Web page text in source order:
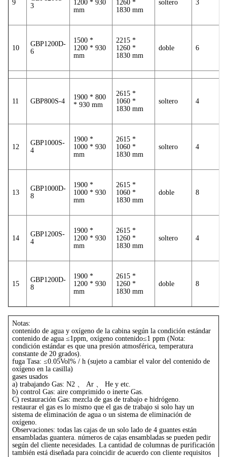
9
3
1200 * 930
mm
1260 *
1830 mm
soltero 3
10
GBP1200D-
6
1500 *
1200 * 930
mm
2215 *
1260 *
1830 mm
doble 6
11 GBP800S-4
1900 * 800
* 930 mm
2615 *
1060 *
1830 mm
soltero 4
12
GBP1000S-
4
1900 *
1000 * 930
mm
2615 *
1060 *
1830 mm
soltero 4
13
GBP1000D-
8
1900 *
1000 * 930
mm
2615 *
1060 *
1830 mm
doble 8
14
GBP1200S-
4
1900 *
1200 * 930
mm
2615 *
1260 *
1830 mm
soltero 4
15
GBP1200D-
8
1900 *
1200 * 930
mm
2615 *
1260 *
1830 mm
doble 8
Notas:
contenido de agua y oxígeno de la cabina según la condición estándar
contenido de agua ≤1ppm, oxígeno contenido≤1 ppm (Nota:
condición estándar es que una presión atmosférica, temperatura
constante de 20 grados).
fuga Tasa: ≤0.05Vol% / h (sujeto a cambiar el valor del contenido de
oxígeno en la casilla)
gases usados
a) trabajando Gas: N2 、 Ar 、 He y etc.
b) control Gas: aire comprimido o inerte Gas.
C) restauración Gas: mezcla de gas de trabajo e hidrógeno.
restaurar el gas es lo mismo que el gas de trabajo si solo hay un
sistema de eliminación de agua o un sistema de eliminación de
oxígeno.
Observaciones: todas las cajas de un solo lado de 4 guantes están
ensambladas guantera. números de cajas ensambladas se pueden pedir
según del cliente necesidades. La cantidad de columnas de purificación
también está diseñada para coincidir de acuerdo con cliente requisitos